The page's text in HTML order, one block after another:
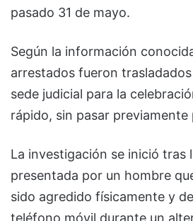
pasado 31 de mayo.
Según la información
arrestados fueron
sede judicial para la
rápido, sin pasar
La investigación se inició tras
presentada por un hombre
sido agredido físicamente y